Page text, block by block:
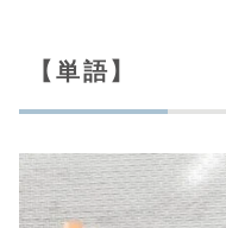
【単語】